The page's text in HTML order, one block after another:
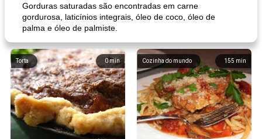
Gorduras saturadas são encontradas em carne
gordurosa, laticínios integrais, óleo de coco, óleo de
palma e óleo de palmiste.
0min
Torta 155 min
Cozinha do mundo